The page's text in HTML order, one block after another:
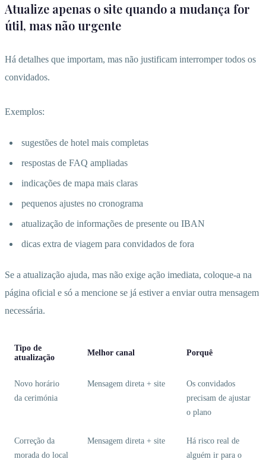
Atualize apenas o site quando a mudança for
útil, mas não urgente
Há detalhes que importam, mas não justificam interromper todos os
convidados.
Exemplos:
sugestões de hotel mais completas
respostas de FAQ ampliadas
indicações de mapa mais claras
pequenos ajustes no cronograma
atualização de informações de presente ou IBAN
dicas extra de viagem para convidados de fora
Se a atualização ajuda, mas não exige ação imediata, coloque-a na
página oficial e só a mencione se já estiver a enviar outra mensagem
necessária.
Tipo de
atualização
Melhor canal Porquê
Novo horário
da cerimónia
Mensagem direta + site
Os convidados
precisam de ajustar
o plano
Correção da
morada do local
Mensagem direta + site
Há risco real de
alguém ir para o